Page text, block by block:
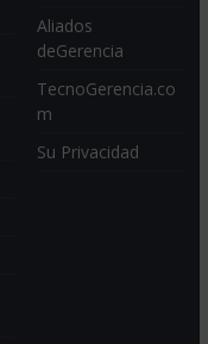
Aliados
deGerencia
TecnoGerencia.co
m
Su Privacidad